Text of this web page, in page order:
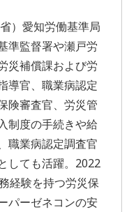
）愛知労働基準局
準監督署や瀬戸労
災補償課および労
導官、職業病認定
険審査官、労災管
制度の手続きや給
職業病認定調査官
しても活躍。2022
経験を持つ労災保
パーゼネコンの安